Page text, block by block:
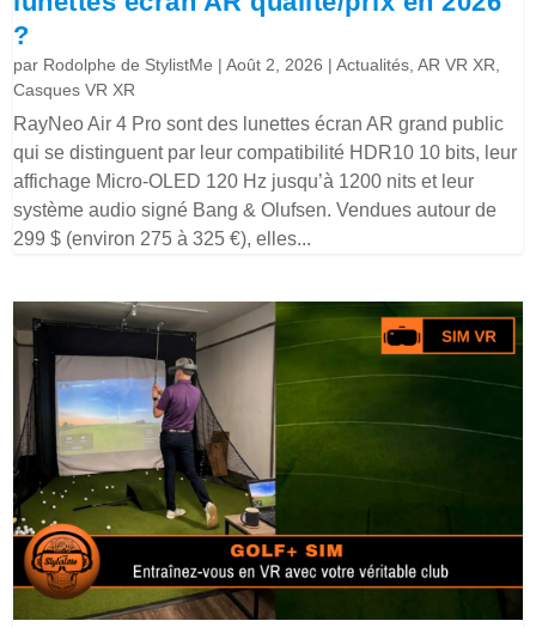
?
par Rodolphe de StylistMe |Août 2, 2026 |Actualités ,AR VR XR
Casques VR XR
RayNeo Air 4 Pro sont des lunettes écran AR grand public
qui se distinguent par leur compatibilité HDR10 10 bits, leur
affichage Micro-OLED 120 Hz jusqu’à 1200 nits et leur
système audio signé Bang & Olufsen. Vendues autour de
299 $ (environ 275 à 325 €), elles...